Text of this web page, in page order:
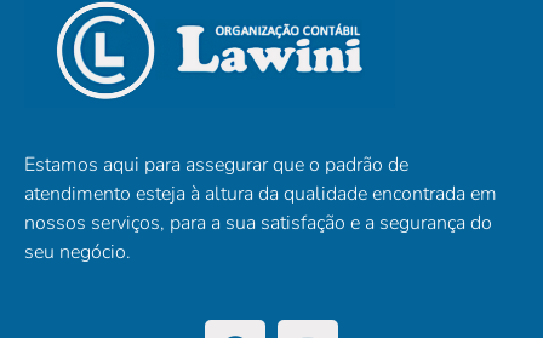
Estamos aqui para assegurar que o padrão de
atendimento esteja à altura da qualidade encontrada em
nossos serviços, para a sua satisfação e a segurança do
seu negócio.